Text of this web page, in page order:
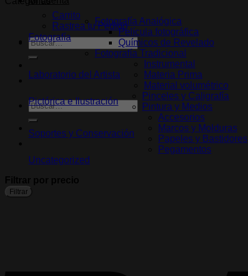
Carrito
Rastrea tu Pedido
Blog
Buscar
por:
Buscar
por:
desde
$1,739.0
hasta
$130,612.0
Fotografía
Fotografía Analógica
Película fotográfica
Químicos de Revelado
Fotografía Tradicional
Laboratorio del Artista
Instrumental
Materia Prima
Material volumétrico
Pictórica e Ilustración
Pinceles y Caligrafía
Pintura y Medios
Soportes y Conservación
Accesorios
Marcos y Molduras
Papeles y Bastidores
Pegamentos
Uncategorized
Filtrar